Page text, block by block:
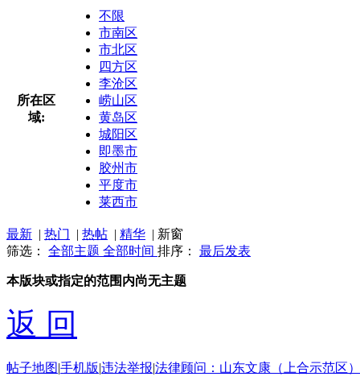
所在区
域:
不限
市南区
市北区
四方区
李沧区
崂山区
黄岛区
城阳区
即墨市
胶州市
平度市
莱西市
最新 | 热门 | 热帖 | 精华 | 新窗
筛选： 全部主题 全部时间 排序： 最后发表
本版块或指定的范围内尚无主题
返 回
帖子地图|手机版|违法举报|法律顾问：山东文康（上合示范区